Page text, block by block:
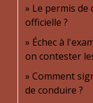
Le permis de
officielle ?
Échec à
on contester
Comment
de conduire ?